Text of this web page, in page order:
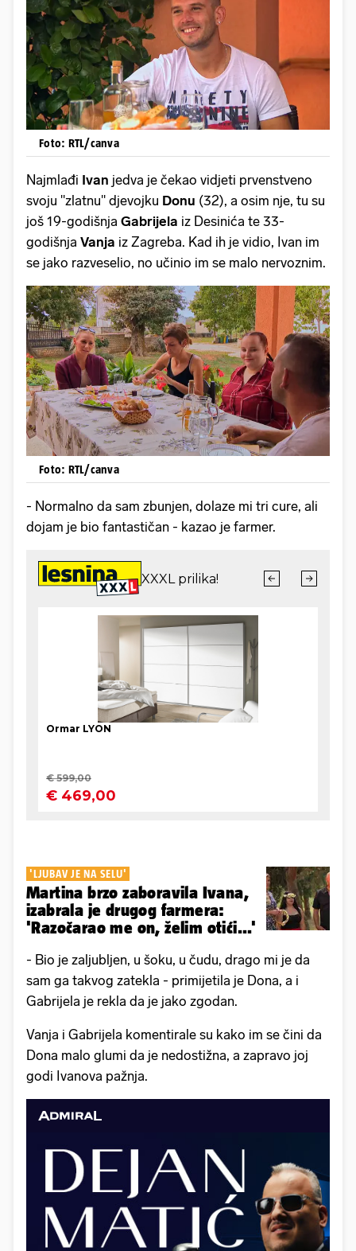
Foto: RTL/canva
Najmlađi Ivan jedva je čekao vidjeti prvenstveno
svoju ''zlatnu'' djevojku Donu (32), a osim nje, tu su
još 19-godišnja Gabrijela iz Desinića te 33-
godišnja Vanja iz Zagreba. Kad ih je vidio, Ivan im
se jako razveselio, no učinio im se malo nervoznim.
Foto: RTL/canva
- Normalno da sam zbunjen, dolaze mi tri cure, ali
dojam je bio fantastičan - kazao je farmer.
'LJUBAV JE NA SELU'
Martina brzo zaboravila Ivana,
izabrala je drugog farmera:
'Razočarao me on, želim otići...'
- Bio je zaljubljen, u šoku, u čudu, drago mi je da
sam ga takvog zatekla - primijetila je Dona, a i
Gabrijela je rekla da je jako zgodan.
Vanja i Gabrijela komentirale su kako im se čini da
Dona malo glumi da je nedostižna, a zapravo joj
godi Ivanova pažnja.